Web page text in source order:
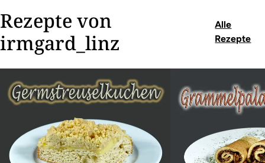
Rezepte von
irmgard_linz
Alle
Rezepte